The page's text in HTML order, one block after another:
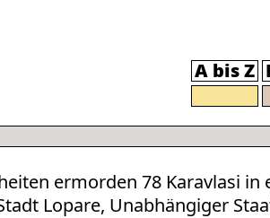
A bis Z
ermorden 78 Karavlasi
Lopare, Unabhängiger